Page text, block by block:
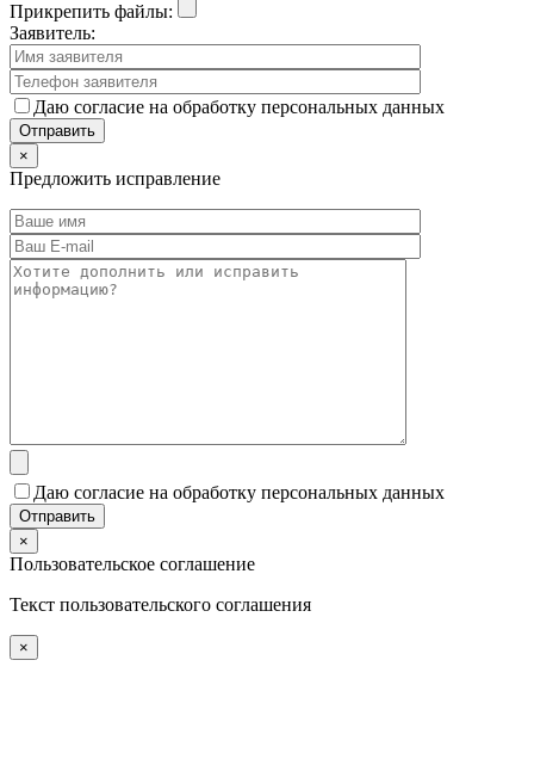
Прикрепить файлы:
Заявитель:
Даю согласие на обработку персональных данных
×
Предложить исправление
Даю согласие на обработку персональных данных
×
Пользовательское соглашение
Текст пользовательского соглашения
×